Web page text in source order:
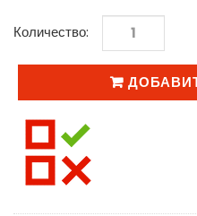
Количество: